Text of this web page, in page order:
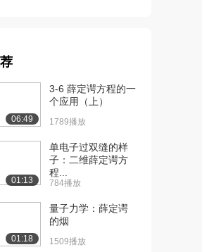
子力学基本假设
07:39
中粒子的薛定谔
07:46
中粒子的薛定谔
待播放
06:49
3-6 薛定谔方程的一
个应用（上）
1789播放
01:13
单电子过双缝的样
子：二维薛定谔方
程...
784播放
01:18
量子力学：薛定谔
的烟
1509播放